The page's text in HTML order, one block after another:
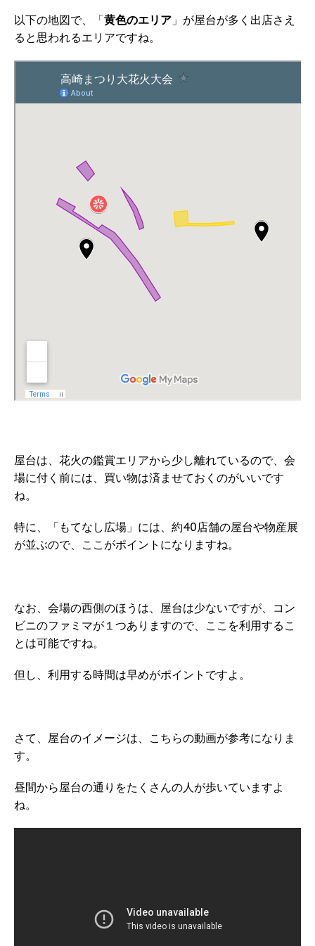
以下の地図で、「黄色のエリア 」が屋台が多く出店さえ
ると思われるエリアですね。
屋台は、花火の鑑賞エリアから少し離れているので、会
場に付く前には、買い物は済ませておくのがいいです
ね。
特に、「もてなし広場」には、約40店舗の屋台や物産展
が並ぶので、ここがポイントになりますね。
なお、会場の西側のほうは、屋台は少ないですが、コン
ビニのファミマが１つありますので、ここを利用するこ
とは可能ですね。
但し、利用する時間は早めがポイントですよ。
さて、屋台のイメージは、こちらの動画が参考になりま
す。
昼間から屋台の通りをたくさんの人が歩いていますよ
ね。